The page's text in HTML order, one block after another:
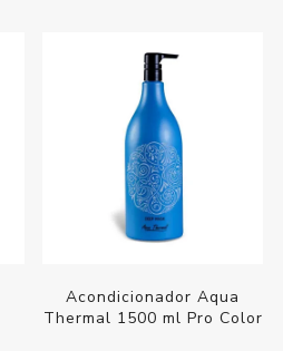
Acondicionador Aqua
Thermal 1500 ml Pro Color